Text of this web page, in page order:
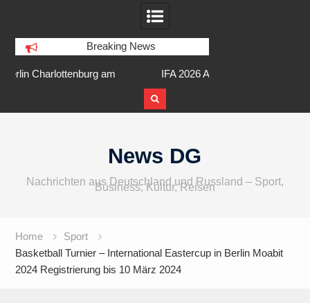
Breaking News
IFA 2026 Audio wird größer,
internationaler und vielfältiger
News DG
Nachrichten aus Deutschland und Russland – Sport,
Business, Kultur, Reisen
Home
Sport
Basketball Turnier – International Eastercup in Berlin Moabit
2024 Registrierung bis 10 März 2024